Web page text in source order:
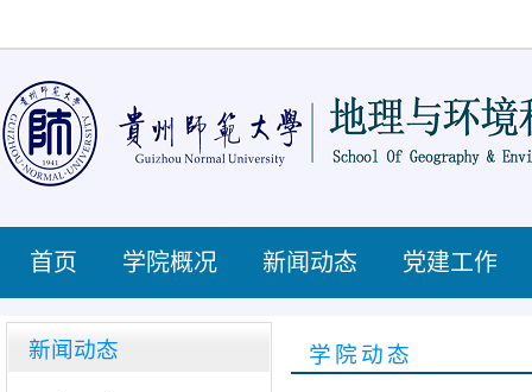
首页 学院概况 新闻动态 党建工作
新闻动态 学院动态